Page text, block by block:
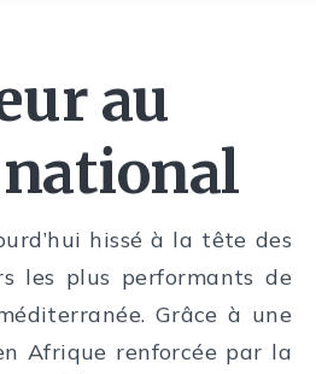
au
hissé à la tête des
les plus performants de
Grâce à une
Afrique renforcée par la